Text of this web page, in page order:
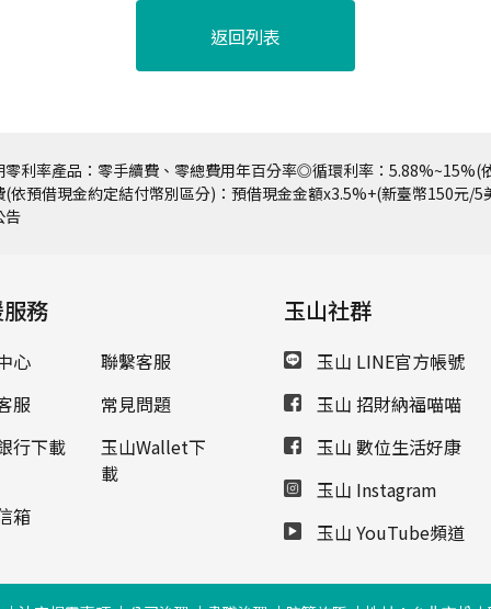
返回列表
利率產品：零手續費、零總費用年百分率◎循環利率：
(依預借現金約定結付幣別區分)：預借現金金額x3.5%+(新臺幣150元
告
務
心
聯繫客服
服
常見問題
行下載
玉山Wallet下
載
箱
玉山社群
玉山 LINE官方帳號
玉山 招財納福喵喵
玉山 數位生活好康
玉山 Instagram
玉山 YouTube頻道